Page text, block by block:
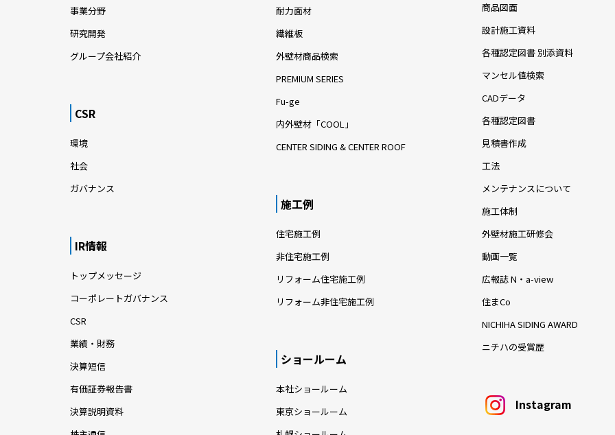
事業分野
研究開発
グループ会社紹介
CSR
環境
社会
ガバナンス
IR情報
トップメッセージ
コーポレートガバナンス
CSR
業績・財務
決算短信
有価証券報告書
決算説明資料
耐力面材
繊維板
外壁材商品検索
PREMIUM SERIES
Fu-ge
内外壁材「COOL」
CENTER SIDING & CENTER ROOF
施工例
住宅施工例
非住宅施工例
リフォーム住宅施工例
リフォーム非住宅施工例
ショールーム
本社ショールーム
東京ショールーム
商品図面
設計施工資料
各種認定図書 別添資料
マンセル値検索
CADデータ
各種認定図書
見積書作成
工法
メンテナンスについて
施工体制
外壁材施工研修会
動画一覧
広報誌 N・a-view
住まCo
NICHIHA SIDING AWARD
ニチハの受賞歴
Instagram